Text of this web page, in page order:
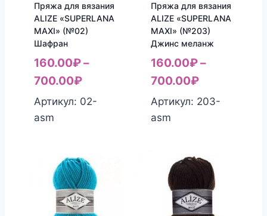
Пряжа для вязания
ALIZE «SUPERLANA
MAXI» (№02)
Шафран
160.00₽–
700.00₽
Артикул: 02-
asm
Пряжа для вязания
ALIZE «SUPERLANA
MAXI» (№203)
Джинс меланж
160.00₽–
700.00₽
Артикул: 203-
asm